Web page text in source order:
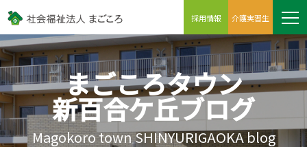
採用情報 介護実習生
まごころタウン
新百合ケ丘ブログ
Magokoro town SHINYURIGAOKA blog